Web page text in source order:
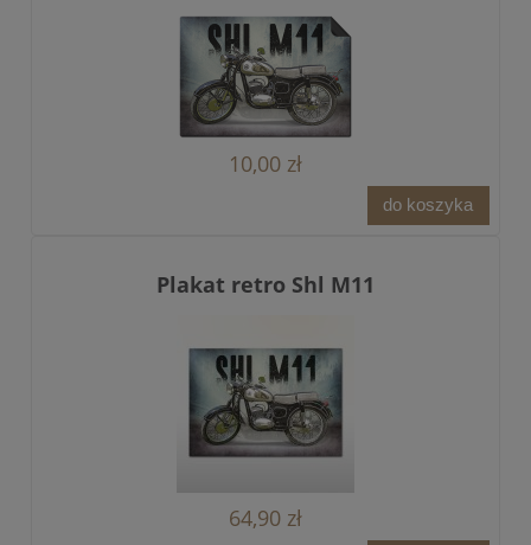
10,00 zł
do koszyka
Plakat retro Shl M11
64,90 zł